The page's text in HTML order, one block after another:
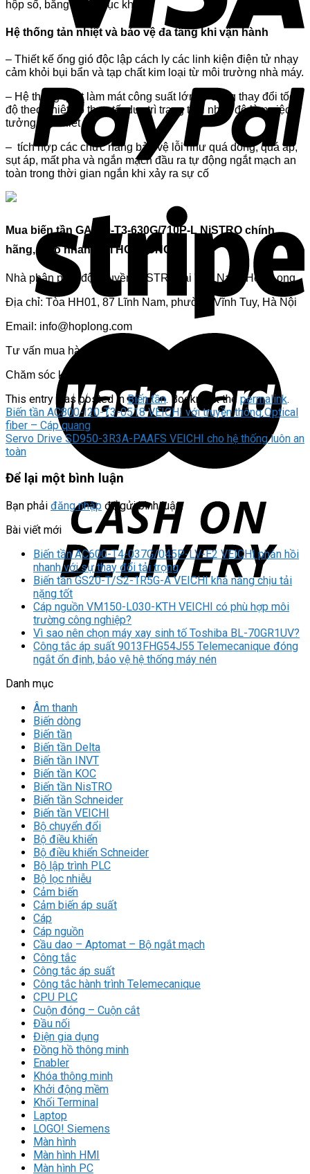
hộp số, băng tải và trục khuỷu.
Hệ thống tản nhiệt và bảo vệ đa tầng khi vận hành
– Thiết kế ống gió độc lập cách ly các linh kiện điện tử nhạy
cảm khỏi bụi bẩn và tạp chất kim loại từ môi trường nhà máy.
– Hệ thống quạt làm mát công suất lớn tự động thay đổi tốc
độ theo nhiệt độ thực tế, duy trì trạng thái nhiệt độ làm việc lý
tưởng cho thiết bị.
– tích hợp các chức năng bảo vệ lỗi như quá dòng, quá áp,
sụt áp, mất pha và ngắn mạch đầu ra tự động ngắt mạch an
toàn trong thời gian ngắn khi xảy ra sự cố
Mua biến tần GA310-T3-630G/710P-L NiSTRO chính
hãng, giao nhanh tại HOPLONG
Nhà phân phối độc quyền NiSTRO tại Việt Nam: Hợp Long
Địa chỉ: Tòa HH01, 87 Lĩnh Nam, phường Vĩnh Tuy, Hà Nội
Email: info@hoplong.com
Tư vấn mua hàng: 1800 6345
Chăm sóc khách hàng: 1900 6536
This entry was posted inBiến tần. Bookmark the permalink.
Biến tần AC800-I20-T3-0518 VEICHI với truyền thông Optical
fiber – Cáp quang
Servo Drive SD950-3R3A-PAAFS VEICHI cho hệ thống luôn an
toàn
Để lại một bình luận
Bạn phải đăng nhập để gửi bình luận.
Bài viết mới
Biến tần AC600-T4-037G/045P-LV-E2 VEICHI phản hồi
nhanh với sự thay đổi tải trọng
Biến tần GS20-T/S2-1R5G-A VEICHI khả năng chịu tải
nặng tốt
Cáp nguồn VM150-L030-KTH VEICHI có phù hợp môi
trường công nghiệp?
Vì sao nên chọn máy xay sinh tố Toshiba BL-70GR1UV?
Công tắc áp suất 9013FHG54J55 Telemecanique đóng
ngắt ổn định, bảo vệ hệ thống máy nén
Danh mục
Âm thanh
Biến dòng
Biến tần
Biến tần Delta
Biến tần INVT
Biến tần KOC
Biến tần NisTRO
Biến tần Schneider
Biến tần VEICHI
Bộ chuyển đổi
Bộ điều khiển
Bộ điều khiển Schneider
Bộ lập trình PLC
Bộ lọc nhiễu
Cảm biến
Cảm biến áp suất
Cáp
Cáp nguồn
Cầu dao – Aptomat – Bộ ngắt mạch
Công tắc
Công tắc áp suất
Công tắc hành trình Telemecanique
CPU PLC
Cuộn đóng – Cuộn cắt
Đầu nối
Điện gia dụng
Đồng hồ thông minh
Enabler
Khóa thông minh
Khởi động mềm
Khối Terminal
Laptop
LOGO! Siemens
Màn hình
Màn hình HMI
Màn hình PC